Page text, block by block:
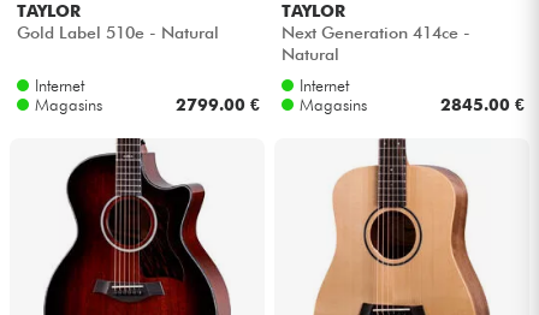
TAYLOR
Gold Label 510e - Natural
Internet
Magasins
2799.00 €
TAYLOR
Next Generation 414ce -
Natural
Internet
Magasins
2845.00 €